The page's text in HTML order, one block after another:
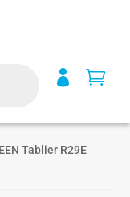
 
Tablier R29E